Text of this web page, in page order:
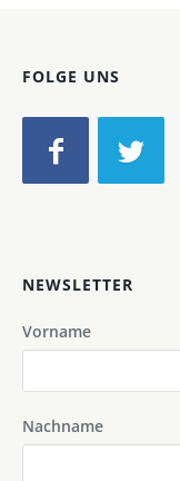
FOLGE UNS
NEWSLETTER
Vorname
Nachname